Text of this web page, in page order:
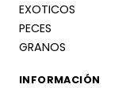
EXOTICOS
PECES
GRANOS
INFORMACIÓN